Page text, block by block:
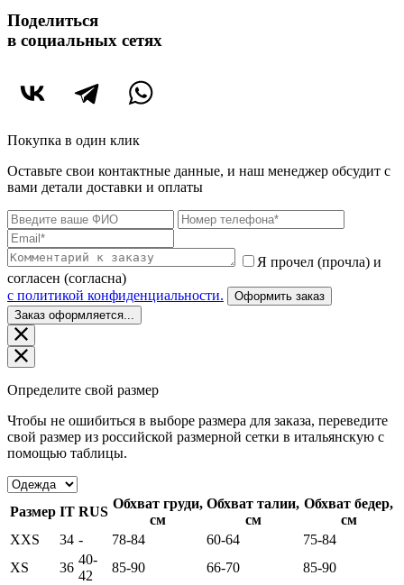
Поделиться
в социальных сетях
Покупка в один клик
Оставьте свои контактные данные, и наш менеджер обсудит с
вами детали доставки и оплаты
Я прочел (прочла) и
согласен (согласна)
c политикой конфиденциальности.
Оформить заказ
Заказ оформляется...
Определите свой размер
Чтобы не ошибиться в выборе размера для заказа, переведите
свой размер из российской размерной сетки в итальянскую с
помощью таблицы.
Размер IT RUS
Обхват груди,
см
Обхват талии,
см
Обхват бедер,
см
XXS
34 - 78-84 60-64
75-84
XS
36
40-
42
85-90 66-70 85-90